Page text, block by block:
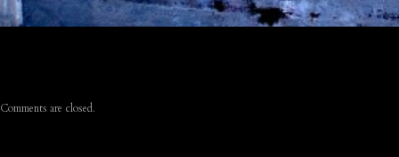
Comments are closed.